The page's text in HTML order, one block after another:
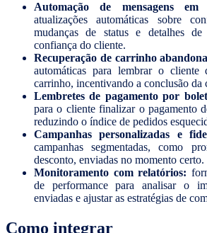
Automação de mensagens em
atualizações automáticas sobre
mudanças de status e detalhes
confiança do cliente.
Recuperação de carrinho
automáticas para lembrar o cliente
carrinho, incentivando a conclusão da
Lembretes de pagamento por
para o cliente finalizar o pagamento
reduzindo o índice de pedidos
Campanhas personalizadas e
campanhas segmentadas, como
desconto, enviadas no momento certo.
Monitoramento com relatórios:
de performance para analisar o
enviadas e ajustar as estratégias de
Como integrar